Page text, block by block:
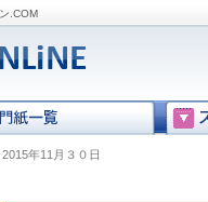
.COM
年11月３０日